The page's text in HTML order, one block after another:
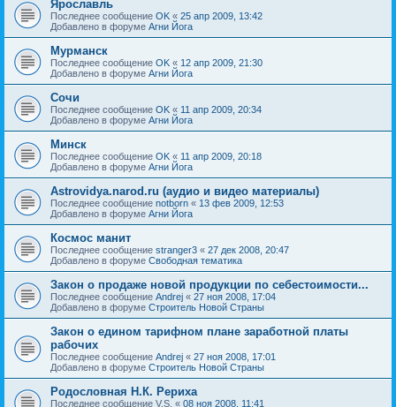
Ярославль
Последнее сообщение OK « 25 апр 2009, 13:42
Добавлено в форуме Агни Йога
Мурманск
Последнее сообщение OK « 12 апр 2009, 21:30
Добавлено в форуме Агни Йога
Сочи
Последнее сообщение OK « 11 апр 2009, 20:34
Добавлено в форуме Агни Йога
Минск
Последнее сообщение OK « 11 апр 2009, 20:18
Добавлено в форуме Агни Йога
Astrovidya.narod.ru (аудио и видео материалы)
Последнее сообщение notborn « 13 фев 2009, 12:53
Добавлено в форуме Агни Йога
Космос манит
Последнее сообщение stranger3 « 27 дек 2008, 20:47
Добавлено в форуме Свободная тематика
Закон о продаже новой продукции по себестоимости...
Последнее сообщение Andrej « 27 ноя 2008, 17:04
Добавлено в форуме Строитель Новой Страны
Закон о едином тарифном плане заработной платы
рабочих
Последнее сообщение Andrej « 27 ноя 2008, 17:01
Добавлено в форуме Строитель Новой Страны
Родословная Н.К. Рериха
Последнее сообщение V.S. « 08 ноя 2008, 11:41